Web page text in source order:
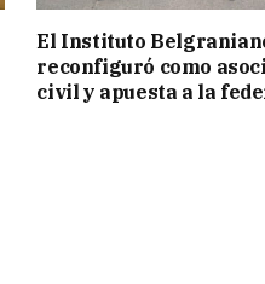
El Instituto
reconfiguró como
civil y apuesta a la